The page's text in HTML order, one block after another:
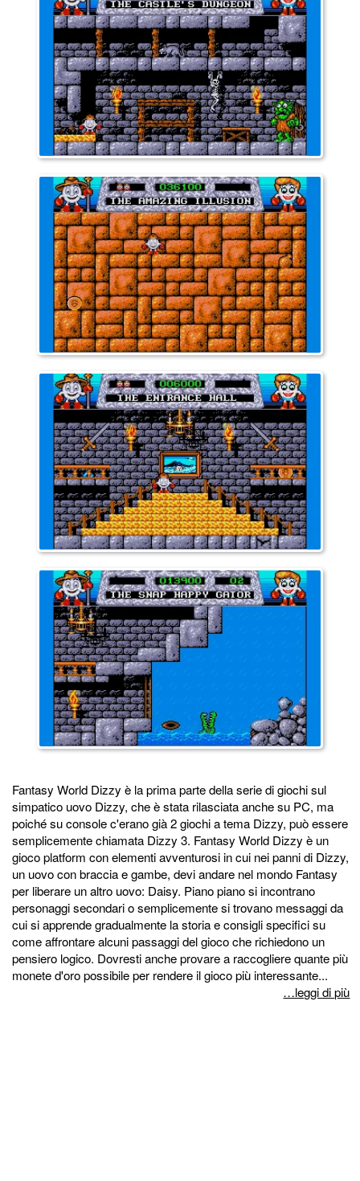
Fantasy World Dizzy è la prima parte della serie di giochi sul
simpatico uovo Dizzy, che è stata rilasciata anche su PC, ma
poiché su console c'erano già 2 giochi a tema Dizzy, può essere
semplicemente chiamata Dizzy 3. Fantasy World Dizzy è un
gioco platform con elementi avventurosi in cui nei panni di Dizzy,
un uovo con braccia e gambe, devi andare nel mondo Fantasy
per liberare un altro uovo: Daisy. Piano piano si incontrano
personaggi secondari o semplicemente si trovano messaggi da
cui si apprende gradualmente la storia e consigli specifici su
come affrontare alcuni passaggi del gioco che richiedono un
pensiero logico. Dovresti anche provare a raccogliere quante più
monete d'oro possibile per rendere il gioco più interessante...
…leggi di più